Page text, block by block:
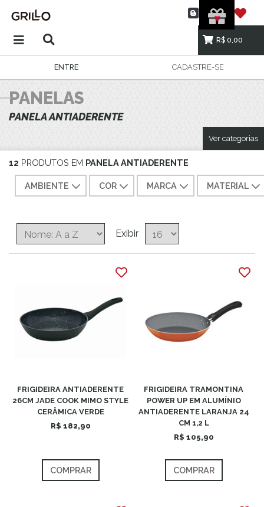
R$ 0,00
ENTRE CADASTRE-SE
PANELAS
PANELA ANTIADERENTE
Ver categorias
12 PRODUTOS EM PANELA ANTIADERENTE
AMBIENTE COR MARCA MATERIAL
Exibir
FRIGIDEIRA ANTIADERENTE
26CM JADE COOK MIMO STYLE
CERÂMICA VERDE
R$ 182,90
COMPRAR
FRIGIDEIRA TRAMONTINA
POWER UP EM ALUMÍNIO
ANTIADERENTE LARANJA 24
CM 1,2 L
R$ 105,90
COMPRAR